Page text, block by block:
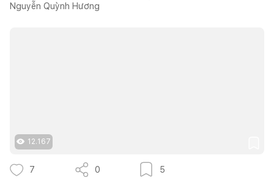
Nguyễn Quỳnh Hương
12.167
7 0 5